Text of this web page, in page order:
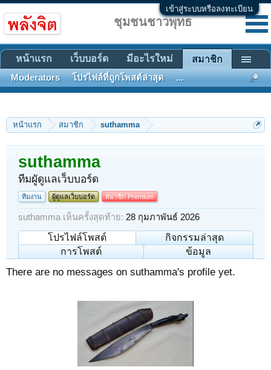
เข้าสู่ระบบหรือลงทะเบียน
หน้าแรก สมาชิก suthamma
suthamma
ทีมผูัดูแลเว็บบอร์ด
ทีมงาน ผู้ดูแลเว็บบอร์ด สมาชิก Premium
suthamma เห็นครั้งสุดท้าย: 28 กุมภาพันธ์ 2026
โปรไฟล์โพสต์
กิจกรรมล่าสุด
การโพสต์
ข้อมูล
There are no messages on suthamma's profile yet.
ชุมชนชาวพุทธ
หน้าแรก เว็บบอร์ด มีอะไรใหม่ สมาชิก
Moderators โปรไฟล์ที่ถูกโพสต์ล่าสุด ...